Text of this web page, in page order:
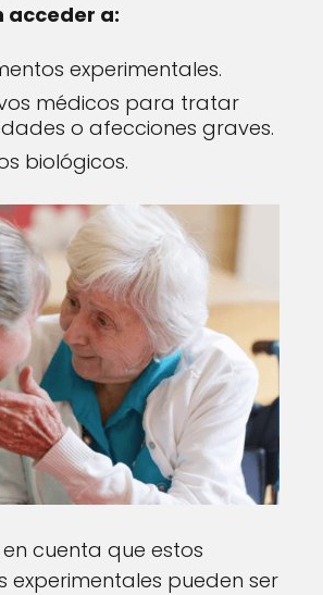
acceder a:
experimentales.
médicos para tratar
o afecciones graves.
biológicos.
cuenta que estos
experimentales pueden ser